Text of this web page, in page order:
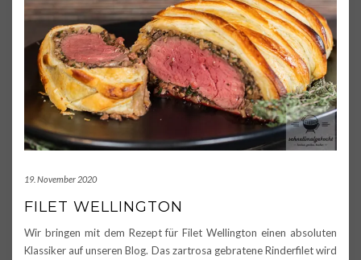
19. November 2020
FILET WELLINGTON
Wir bringen mit dem Rezept für Filet Wellington einen absoluten
Klassiker auf unseren Blog. Das zartrosa gebratene Rinderfilet wird